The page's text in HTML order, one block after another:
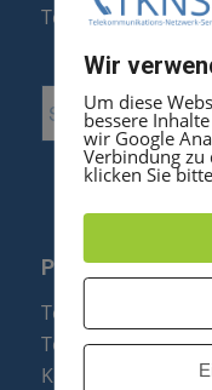
Telefonanlagen
PRODUKTE
Telefonanlagen
Telefone
Konftel
Wir
Um diese
bessere
wir Google
Verbindung zu
klicken Sie